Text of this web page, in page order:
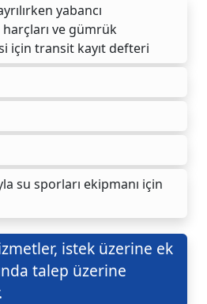
yabancı
ve gümrük
için transit kayıt defteri
su sporları ekipmanı için
istek üzerine ek
talep üzerine